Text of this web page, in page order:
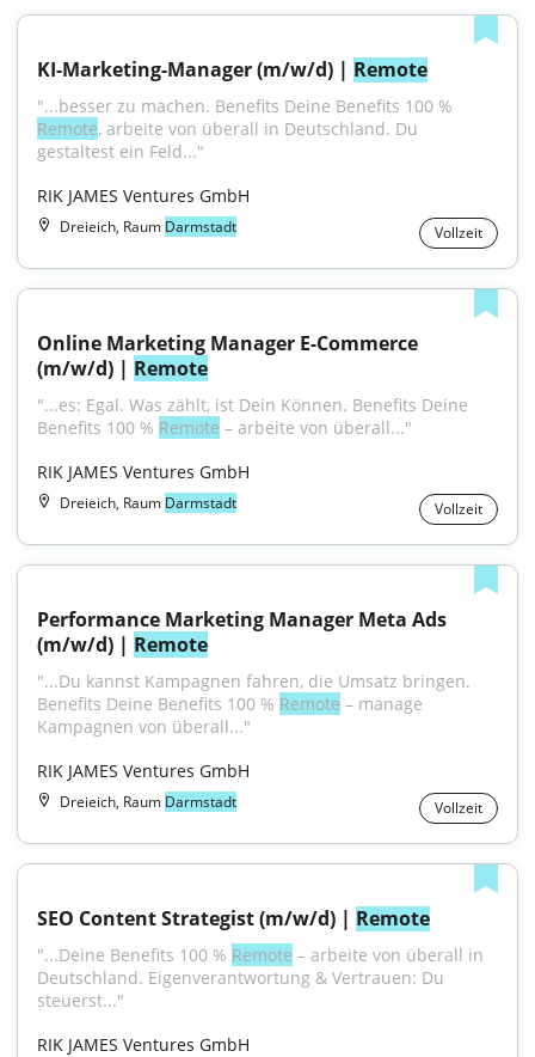
KI-Marketing-Manager (m/w/d) | Remote
Remote, arbeite von überall in Deutschland. Du
gestaltest ein Feld..."
RIK JAMES Ventures GmbH
Dreieich, Raum Darmstadt Vollzeit
Online Marketing Manager E-Commerce
(m/w/d) | Remote
"...es: Egal. Was zählt, ist Dein Können. Benefits Deine
Benefits 100 % Remote – arbeite von überall..."
RIK JAMES Ventures GmbH
Dreieich, Raum Darmstadt Vollzeit
Performance Marketing Manager Meta Ads
(m/w/d) | Remote
"...Du kannst Kampagnen fahren, die Umsatz bringen.
Benefits Deine Benefits 100 % Remote – manage
Kampagnen von überall..."
RIK JAMES Ventures GmbH
Dreieich, Raum Darmstadt Vollzeit
SEO Content Strategist (m/w/d) | Remote
"...Deine Benefits 100 % Remote – arbeite von überall in
Deutschland. Eigenverantwortung & Vertrauen: Du
steuerst..."
RIK JAMES Ventures GmbH